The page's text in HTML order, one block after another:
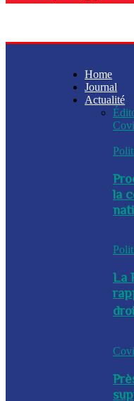
Home
Journal
Actualité
la
La